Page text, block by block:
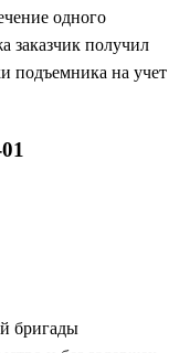
одного
заказчик получил
подъемника на учет
бригады